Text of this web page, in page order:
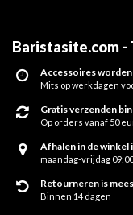
Baristasite.com
Accessoires
Mits op werkdagen
Gratis verzenden
Op orders vanaf 50
Afhalen in de winkel
maandag-vrijdag
Retourneren is
Binnen 14 dagen